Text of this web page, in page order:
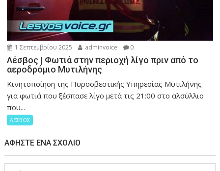
1 Σεπτεμβρίου 2025 adminvoice 0
Λέσβος | Φωτιά στην περιοχή λίγο πριν από το
αεροδρόμιο Μυτιλήνης
Κινητοποίηση της Πυροσβεστικής Υπηρεσίας Μυτιλήνης
για φωτιά που ξέσπασε λίγο μετά τις 21:00 στο αλσύλλιο
που...
ΛΕΣΒΟΣ
ΑΦΉΣΤΕ ΈΝΑ ΣΧΌΛΙΟ